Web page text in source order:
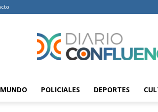
Diario
MUNDO POLICIALES DEPORTES